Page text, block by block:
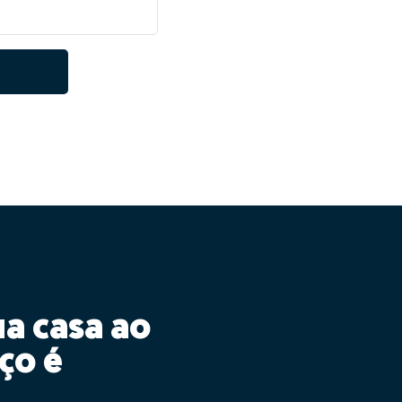
casa ao
é